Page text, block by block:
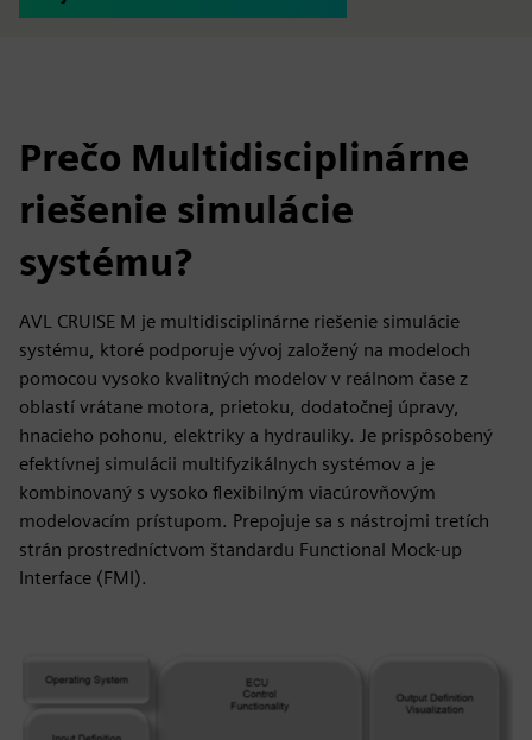
Prečo Multidisciplinárne
riešenie simulácie
systému?
AVL CRUISE M je multidisciplinárne riešenie simulácie
systému, ktoré podporuje vývoj založený na modeloch
pomocou vysoko kvalitných modelov v reálnom čase z
oblastí vrátane motora, prietoku, dodatočnej úpravy,
hnacieho pohonu, elektriky a hydrauliky. Je prispôsobený
efektívnej simulácii multifyzikálnych systémov a je
kombinovaný s vysoko flexibilným viacúrovňovým
modelovacím prístupom. Prepojuje sa s nástrojmi tretích
strán prostredníctvom štandardu Functional Mock-up
Interface (FMI).